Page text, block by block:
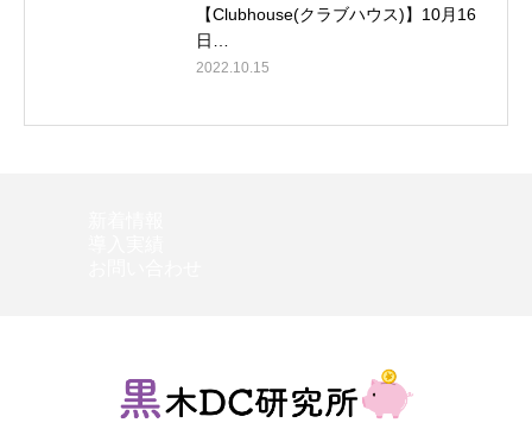
【Clubhouse(クラブハウス)】10月16
日…
2022.10.15